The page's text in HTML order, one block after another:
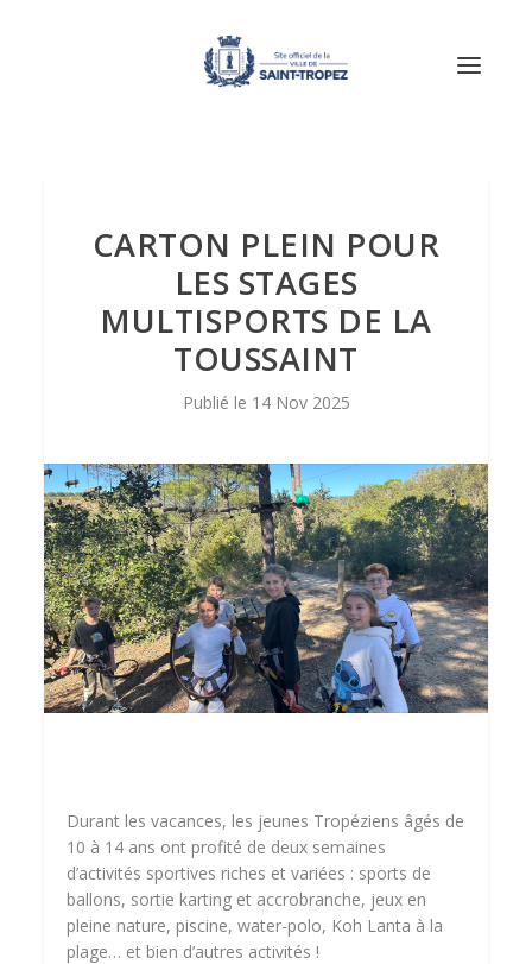
CARTON PLEIN POUR
LES STAGES
MULTISPORTS DE LA
TOUSSAINT
14 Nov 2025
Durant les vacances, les jeunes Tropéziens âgés de
10 à 14 ans ont profité de deux semaines
d’activités sportives riches et variées : sports de
ballons, sortie karting et accrobranche, jeux en
pleine nature, piscine, water-polo, Koh Lanta à la
plage… et bien d’autres activités !